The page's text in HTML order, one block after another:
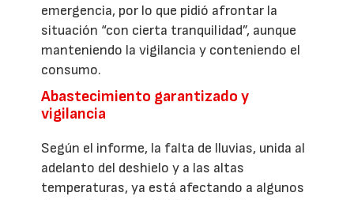
emergencia, por lo que pidió afrontar la
situación “con cierta tranquilidad”, aunque
manteniendo la vigilancia y conteniendo el
consumo.
Abastecimiento garantizado y
vigilancia
Según el informe, la falta de lluvias, unida al
adelanto del deshielo y a las altas
temperaturas, ya está afectando a algunos